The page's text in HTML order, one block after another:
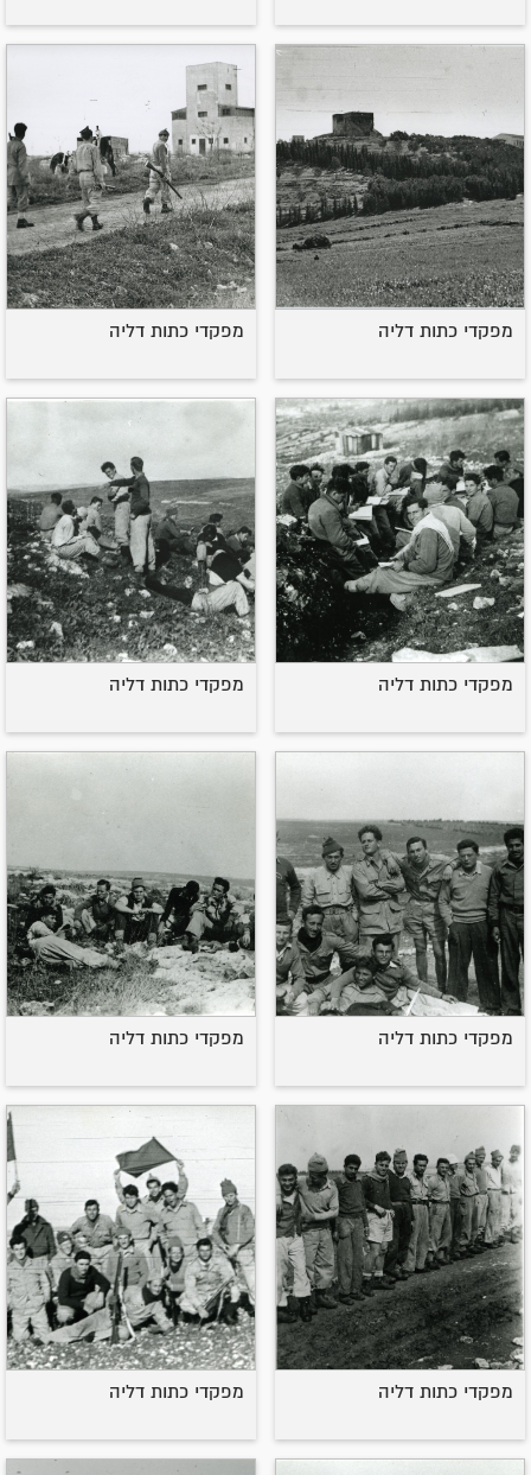
מפקדי כתות דליה מפקדי כתות דליה
מפקדי כתות דליה מפקדי כתות דליה
מפקדי כתות דליה מפקדי כתות דליה
מפקדי כתות דליה מפקדי כתות דליה